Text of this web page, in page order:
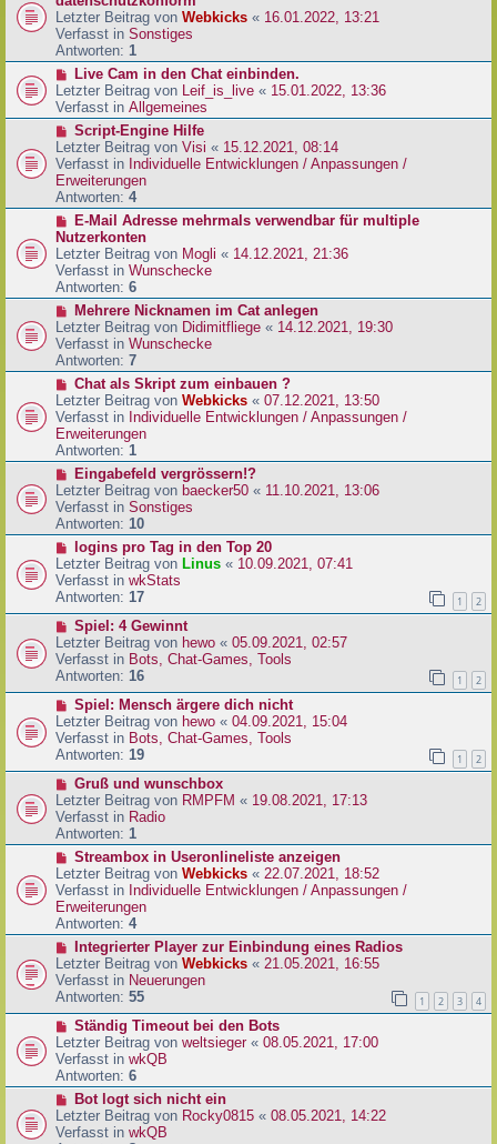
g
B
e
i
t
a
g
u
e
r
B
e
i
t
a
g
Letzter Beitrag von Webkicks « 16.01.2022, 13:21
Verfasst in Sonstiges
Antworten: 1
N
e
u
e
r
B
e
i
t
a
g
Live Cam in den Chat einbinden.
Letzter Beitrag von Leif_is_live « 15.01.2022, 13:36
Verfasst in Allgemeines
N
e
u
e
r
B
e
i
t
r
a
g
Script-Engine Hilfe
Letzter Beitrag von Visi « 15.12.2021, 08:14
Verfasst in Individuelle Entwicklungen / Anpassungen /
Erweiterungen
Antworten: 4
N
e
u
e
r
B
e
i
t
r
a
g
E-Mail Adresse mehrmals verwendbar für multiple
Nutzerkonten
Letzter Beitrag von Mogli « 14.12.2021, 21:36
Verfasst in Wunschecke
Antworten: 6
N
e
u
e
r
B
e
i
t
r
a
g
Mehrere Nicknamen im Cat anlegen
Letzter Beitrag von Didimitfliege « 14.12.2021, 19:30
Verfasst in Wunschecke
Antworten: 7
N
e
u
e
r
B
e
i
t
r
a
g
Chat als Skript zum einbauen ?
Letzter Beitrag von Webkicks « 07.12.2021, 13:50
Verfasst in Individuelle Entwicklungen / Anpassungen /
Erweiterungen
Antworten: 1
N
e
u
e
r
B
e
i
t
a
g
Eingabefeld vergrössern!?
Letzter Beitrag von baecker50 « 11.10.2021, 13:06
Verfasst in Sonstiges
Antworten: 10
N
e
u
e
r
B
e
i
t
r
a
g
logins pro Tag in den Top 20
Letzter Beitrag von Linus « 10.09.2021, 07:41
Verfasst in wkStats
Antworten: 17 1 2
N
e
u
e
r
B
e
i
t
r
a
g
Spiel: 4 Gewinnt
Letzter Beitrag von hewo « 05.09.2021, 02:57
Verfasst in Bots, Chat-Games, Tools
Antworten: 16 1 2
N
e
u
e
r
B
e
i
t
a
g
Spiel: Mensch ärgere dich nicht
Letzter Beitrag von hewo « 04.09.2021, 15:04
Verfasst in Bots, Chat-Games, Tools
Antworten: 19 1 2
N
e
u
e
r
B
e
i
t
r
a
g
Gruß und wunschbox
Letzter Beitrag von RMPFM « 19.08.2021, 17:13
Verfasst in Radio
Antworten: 1
N
e
u
e
r
B
e
i
t
r
a
g
Streambox in Useronlineliste anzeigen
Letzter Beitrag von Webkicks « 22.07.2021, 18:52
Verfasst in Individuelle Entwicklungen / Anpassungen /
Erweiterungen
Antworten: 4
N
e
u
e
r
B
e
i
t
a
g
Integrierter Player zur Einbindung eines Radios
Letzter Beitrag von Webkicks « 21.05.2021, 16:55
Verfasst in Neuerungen
Antworten: 55 1 2 3 4
N
e
u
e
r
B
e
Ständig Timeout bei den Bots
Letzter Beitrag von weltsieger« 08.05.2021, 17:00
Verfasst in wkQB
Antworten: 6
N
e
u
Bot logt sich nicht ein
Letzter Beitrag von Rocky0815 « 08.05.2021, 14:22
Verfasst in wkQB